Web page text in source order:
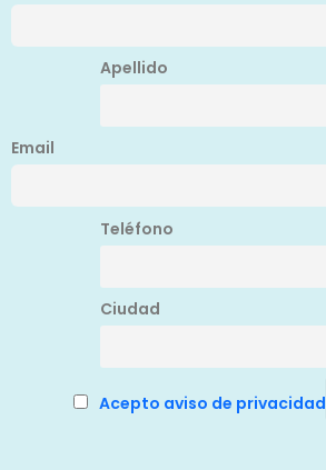
Apellido
Email
Teléfono
Ciudad
Acepto aviso de privacidad